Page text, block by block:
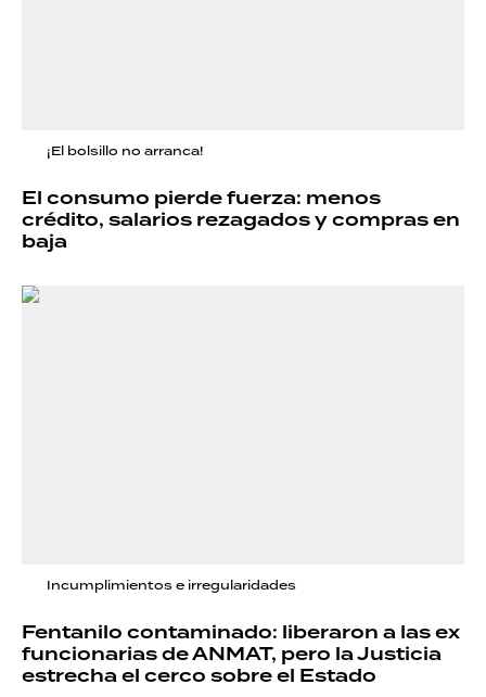
¡El bolsillo no arranca!
El consumo pierde fuerza: menos
crédito, salarios rezagados y compras en
baja
Incumplimientos e irregularidades
Fentanilo contaminado: liberaron a las ex
funcionarias de ANMAT, pero la Justicia
estrecha el cerco sobre el Estado